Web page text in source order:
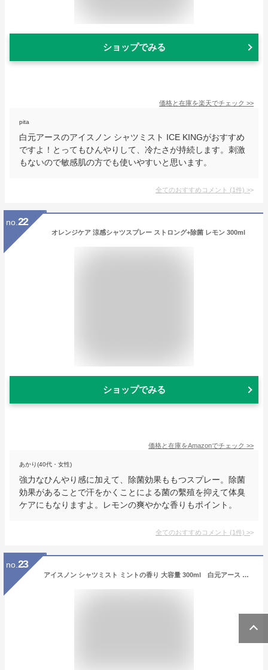
ショップでみる
価格と在庫を楽天でチェック >>
pita
白元アースのアイスノン シャツミスト ICE KINGがおすすめ
ですよ！とってもひんやりして、冷たさが持続します。刺激
もないので敏感肌の方でも使いやすいと思います。
全てのおすすめコメント (1件) >
no. 22
オレンジケア 涼感シャツスプレー ストロング+除菌 レモン 300ml
ショップでみる
価格と在庫をAmazonでチェック >>
あかり(40代・女性)
強力なひんやり感に加えて、除菌効果ももつスプレー。除菌
効果があることで汗をかくことによる菌の繫殖を抑えて体臭
ケアにもなりますよ。レモンの爽やかな香りもポイント。
全てのおすすめコメント (1件) >
no. 23
アイスノン シャツミスト ミントの香り 大容量 300ml 白元アース 衣類にスプレー クール 消臭 服の上から 汗対策 冷涼感 冷感スプレー